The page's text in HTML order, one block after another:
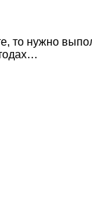
то нужно